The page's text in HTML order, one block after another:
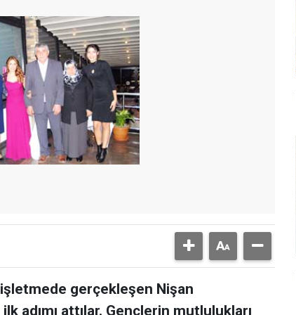
gerçekleşen Nişan
adımı attılar. Gençlerin mutlulukları